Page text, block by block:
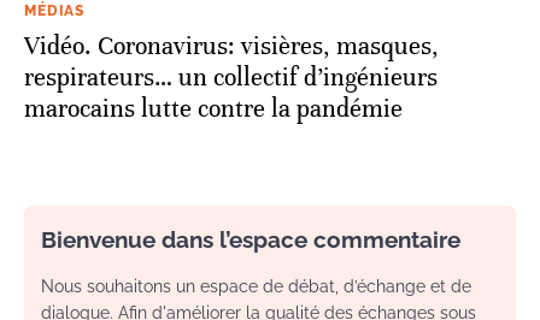
MÉDIAS
Vidéo. Coronavirus: visières, masques,
respirateurs… un collectif d’ingénieurs
marocains lutte contre la pandémie
Bienvenue dans l’espace commentaire
Nous souhaitons un espace de débat, d’échange et de
dialogue. Afin d'améliorer la qualité des échanges sous